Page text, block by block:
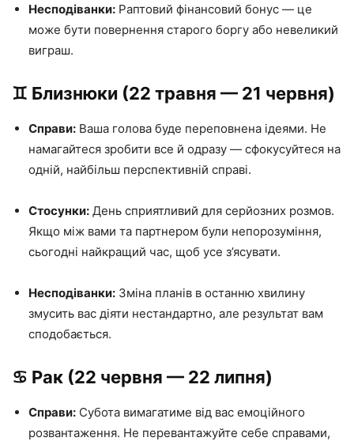
Несподіванки: Раптовий фінансовий бонус — це
може бути повернення старого боргу або невеликий
виграш.
♊️ Близнюки (22 травня — 21 червня)
Справи: Ваша голова буде переповнена ідеями. Не
намагайтеся зробити все й одразу — сфокусуйтеся на
одній, найбільш перспективній справі.
Стосунки: День сприятливий для серйозних розмов.
Якщо між вами та партнером були непорозуміння,
сьогодні найкращий час, щоб усе з’ясувати.
Несподіванки: Зміна планів в останню хвилину
змусить вас діяти нестандартно, але результат вам
сподобається.
♋️ Рак (22 червня — 22 липня)
Справи: Субота вимагатиме від вас емоційного
розвантаження. Не перевантажуйте себе справами,